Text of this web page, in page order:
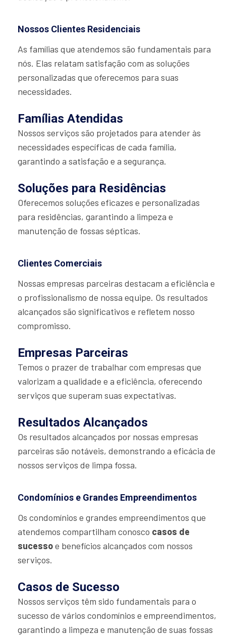
Nossos Clientes Residenciais
As famílias que atendemos são fundamentais para
nós. Elas relatam satisfação com as soluções
personalizadas que oferecemos para suas
necessidades.
Famílias Atendidas
Nossos serviços são projetados para atender às
necessidades específicas de cada família,
garantindo a satisfação e a segurança.
Soluções para Residências
Oferecemos soluções eficazes e personalizadas
para residências, garantindo a limpeza e
manutenção de fossas sépticas.
Clientes Comerciais
Nossas empresas parceiras destacam a eficiência e
o profissionalismo de nossa equipe. Os resultados
alcançados são significativos e refletem nosso
compromisso.
Empresas Parceiras
Temos o prazer de trabalhar com empresas que
valorizam a qualidade e a eficiência, oferecendo
serviços que superam suas expectativas.
Resultados Alcançados
Os resultados alcançados por nossas empresas
parceiras são notáveis, demonstrando a eficácia de
nossos serviços de limpa fossa.
Condomínios e Grandes Empreendimentos
Os condomínios e grandes empreendimentos que
atendemos compartilham conosco casos de
sucessoe benefícios alcançados com nossos
serviços.
Casos de Sucesso
Nossos serviços têm sido fundamentais para o
sucesso de vários condomínios e empreendimentos,
garantindo a limpeza e manutenção de suas fossas